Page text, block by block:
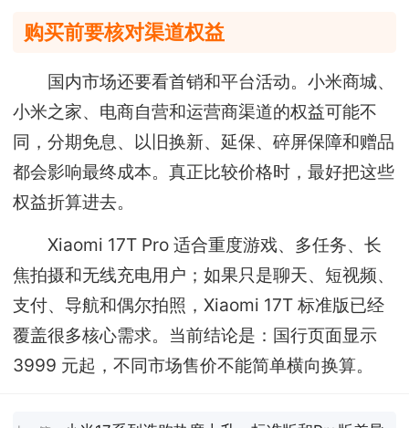
购买前要核对渠道权益
国内市场还要看首销和平台活动。小米商城、
小米之家、电商自营和运营商渠道的权益可能不
同，分期免息、以旧换新、延保、碎屏保障和赠品
都会影响最终成本。真正比较价格时，最好把这些
权益折算进去。
Xiaomi 17T Pro 适合重度游戏、多任务、长
焦拍摄和无线充电用户；如果只是聊天、短视频、
支付、导航和偶尔拍照，Xiaomi 17T 标准版已经
覆盖很多核心需求。当前结论是：国行页面显示
3999 元起，不同市场售价不能简单横向换算。